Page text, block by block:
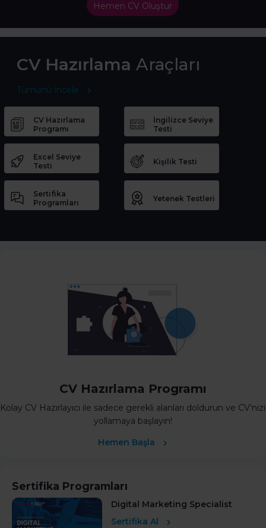
Hemen CV Oluştur
CV Hazırlama Araçları
Tümünü İncele
CV Hazırlama
Programı
İngilizce Seviye
Testi
Excel Seviye
Testi
Kişilik Testi
Sertifika
Programları
Yetenek Testleri
CV Hazırlama Programı
Kolay CV Hazırlayıcı ile sadece gerekli alanları doldurun ve CV’nizi
yollamaya başlayın!
Hemen Başla
Sertifika Programları
Digital Marketing Specialist
Sertifika Al